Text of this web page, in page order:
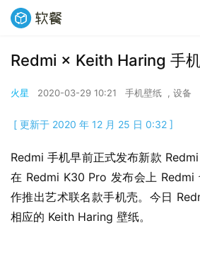
Redmi × Keith Haring 手
火星 2020-03-29 10:21 手机壁纸 , 设备
[ 更新于 2020 年 12 月 25 日 0:32 ]
Redmi 手机早前正式发布新款
在 Redmi K30 Pro 发布会上 Redmi
作推出艺术联名款手机壳。今日
相应的 Keith Haring 壁纸。